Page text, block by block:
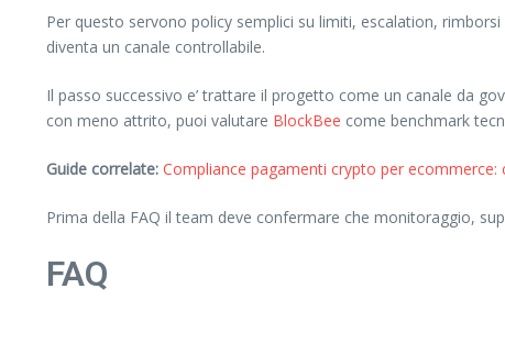
Per questo servono policy semplici su limiti, escalation,
diventa un canale controllabile.
Il passo successivo e’ trattare il progetto come un canale da
con meno attrito, puoi valutare BlockBee come benchmark
Guide correlate: Compliance pagamenti crypto per ecommerce:
Prima della FAQ il team deve confermare che monitoraggio,
FAQ